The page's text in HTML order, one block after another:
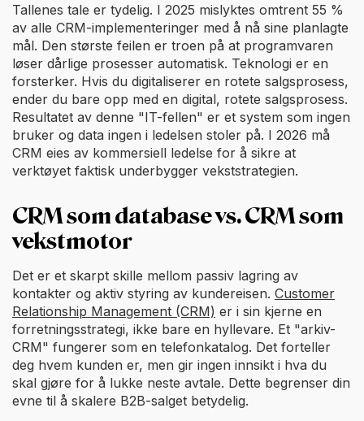
Tallenes tale er tydelig. I 2025 mislyktes omtrent 55 %
av alle CRM-implementeringer med å nå sine planlagte
mål. Den største feilen er troen på at programvaren
løser dårlige prosesser automatisk. Teknologi er en
forsterker. Hvis du digitaliserer en rotete salgsprosess,
ender du bare opp med en digital, rotete salgsprosess.
Resultatet av denne "IT-fellen" er et system som ingen
bruker og data ingen i ledelsen stoler på. I 2026 må
CRM eies av kommersiell ledelse for å sikre at
verktøyet faktisk underbygger vekststrategien.
CRM som database vs. CRM som
vekstmotor
Det er et skarpt skille mellom passiv lagring av
kontakter og aktiv styring av kundereisen. Customer
Relationship Management (CRM) er i sin kjerne en
forretningsstrategi, ikke bare en hyllevare. Et "arkiv-
CRM" fungerer som en telefonkatalog. Det forteller
deg hvem kunden er, men gir ingen innsikt i hva du
skal gjøre for å lukke neste avtale. Dette begrenser din
evne til å skalere B2B-salget betydelig.